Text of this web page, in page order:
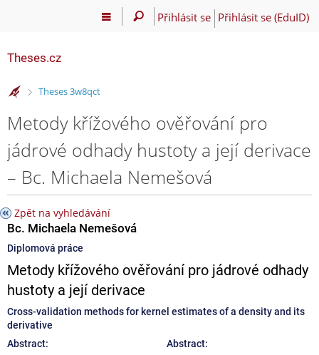
Přihlásit se Přihlásit se (EduID)
Theses.cz
>
Theses 3w8qct
Metody křížového ověřování pro
jádrové odhady hustoty a její derivace
– Bc. Michaela Nemešová
Zpět na vyhledávání
Bc. Michaela Nemešová
Diplomová práce
Metody křížového ověřování pro jádrové odhady
hustoty a její derivace
Cross-validation methods for kernel estimates of a density and its
derivative
Abstract:
Abstract: